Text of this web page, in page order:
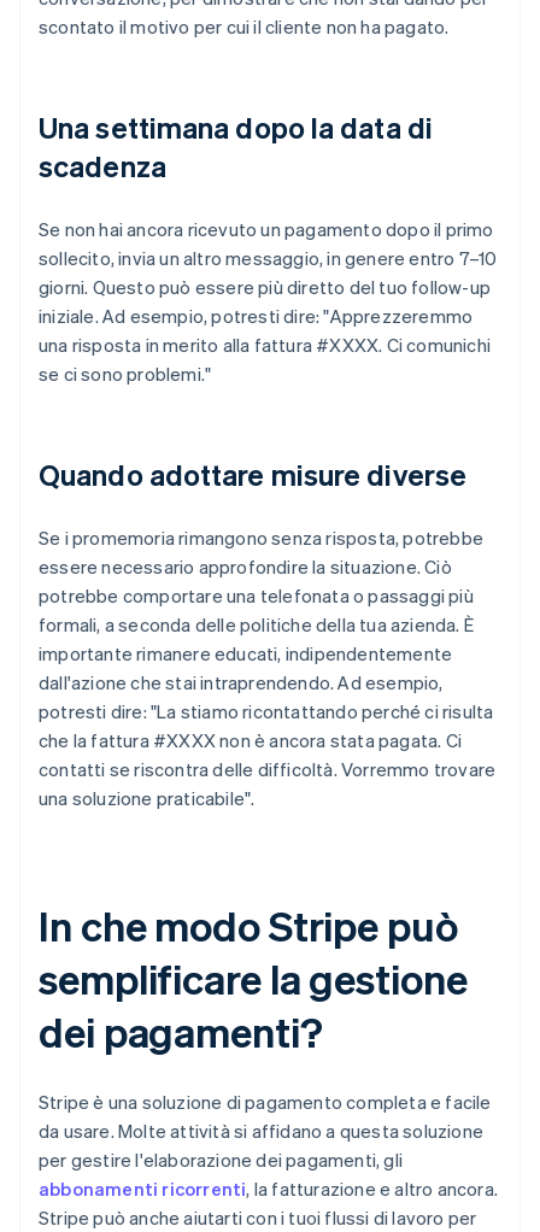
scontato il motivo per cui il cliente non ha pagato.
Una settimana dopo la data di
scadenza
Se non hai ancora ricevuto un pagamento dopo il primo
sollecito, invia un altro messaggio, in genere entro 7–10
giorni. Questo può essere più diretto del tuo follow-up
iniziale. Ad esempio, potresti dire: "Apprezzeremmo
una risposta in merito alla fattura #XXXX. Ci comunichi
se ci sono problemi."
Quando adottare misure diverse
Se i promemoria rimangono senza risposta, potrebbe
essere necessario approfondire la situazione. Ciò
potrebbe comportare una telefonata o passaggi più
formali, a seconda delle politiche della tua azienda. È
importante rimanere educati, indipendentemente
dall'azione che stai intraprendendo. Ad esempio,
potresti dire: "La stiamo ricontattando perché ci risulta
che la fattura #XXXX non è ancora stata pagata. Ci
contatti se riscontra delle difficoltà. Vorremmo trovare
una soluzione praticabile".
In che modo Stripe può
semplificare la gestione
dei pagamenti?
Stripe è una soluzione di pagamento completa e facile
da usare. Molte attività si affidano a questa soluzione
per gestire l'elaborazione dei pagamenti, gli
abbonamenti ricorrenti, la fatturazione e altro ancora.
Stripe può anche aiutarti con i tuoi flussi di lavoro per